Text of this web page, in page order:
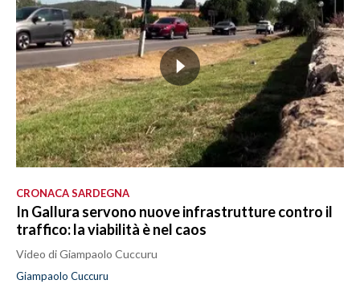
CRONACA SARDEGNA
In Gallura servono nuove infrastrutture contro il
traffico: la viabilità è nel caos
Video di Giampaolo Cuccuru
Giampaolo Cuccuru